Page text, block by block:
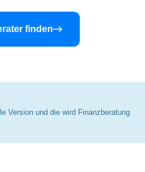
finden
Version und die wird Finanzberatung